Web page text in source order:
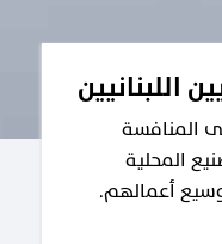
اللبنانيين
المنافسة
المحلية
أعمالهم.